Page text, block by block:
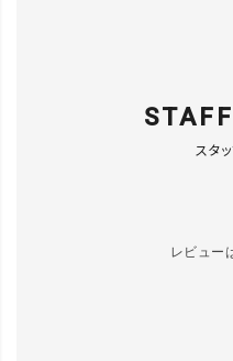
スタ
レビュー